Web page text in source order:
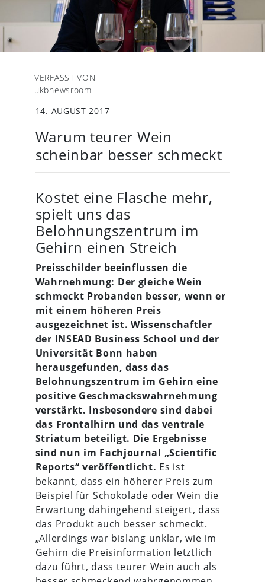
VERFASST VON
ukbnewsroom
14. AUGUST 2017
Warum teurer Wein
scheinbar besser schmeckt
Kostet eine Flasche mehr,
spielt uns das
Belohnungszentrum im
Gehirn einen Streich
Preisschilder beeinflussen die
Wahrnehmung: Der gleiche Wein
schmeckt Probanden besser, wenn er
mit einem höheren Preis
ausgezeichnet ist. Wissenschaftler
der INSEAD Business School und der
Universität Bonn haben
herausgefunden, dass das
Belohnungszentrum im Gehirn eine
positive Geschmackswahrnehmung
verstärkt. Insbesondere sind dabei
das Frontalhirn und das ventrale
Striatum beteiligt. Die Ergebnisse
sind nun im Fachjournal „Scientific
Reports“ veröffentlicht. Es ist
bekannt, dass ein höherer Preis zum
Beispiel für Schokolade oder Wein die
Erwartung dahingehend steigert, dass
das Produkt auch besser schmeckt.
„Allerdings war bislang unklar, wie im
Gehirn die Preisinformation letztlich
dazu führt, dass teurer Wein auch als